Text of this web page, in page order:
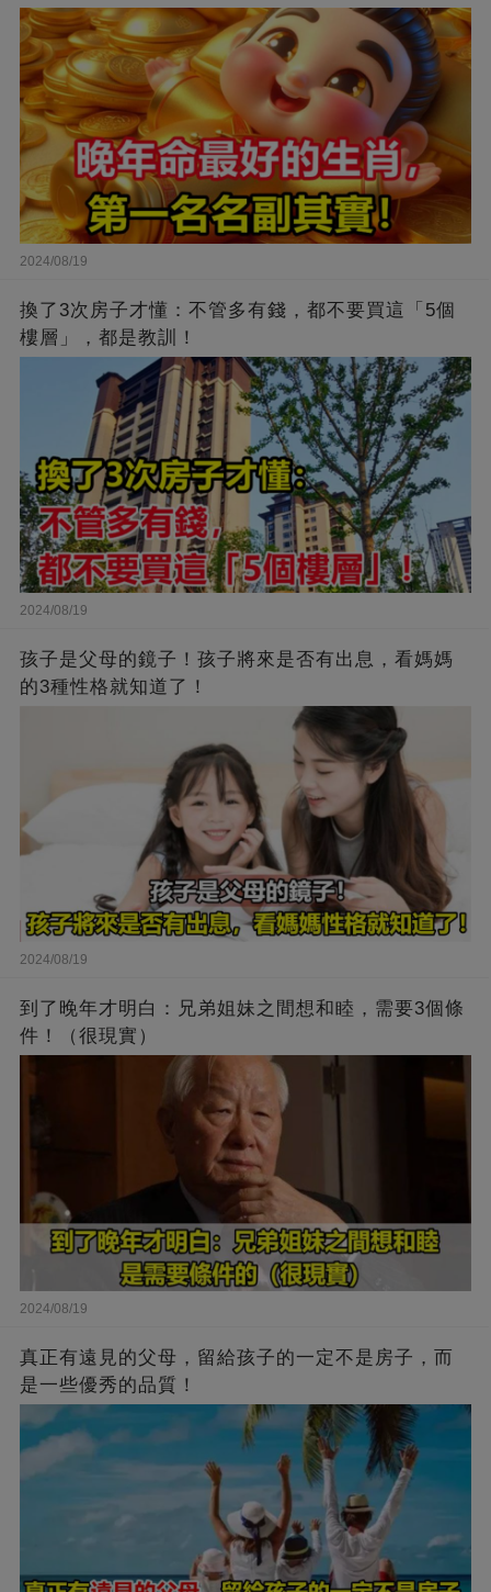
2024/08/19
換了3次房子才懂：不管多有錢，都不要買這「5個
樓層」，都是教訓！
2024/08/19
孩子是父母的鏡子！孩子將來是否有出息，看媽媽
的3種性格就知道了！
2024/08/19
到了晚年才明白：兄弟姐妹之間想和睦，需要3個條
件！（很現實）
2024/08/19
真正有遠見的父母，留給孩子的一定不是房子，而
是一些優秀的品質！